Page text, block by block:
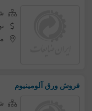
فروش ورق آلومینیوم